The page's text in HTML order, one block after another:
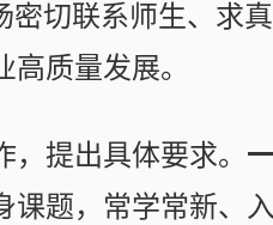
切联系师生、求
质量发展。
提出具体要求。
课题，常学常新、